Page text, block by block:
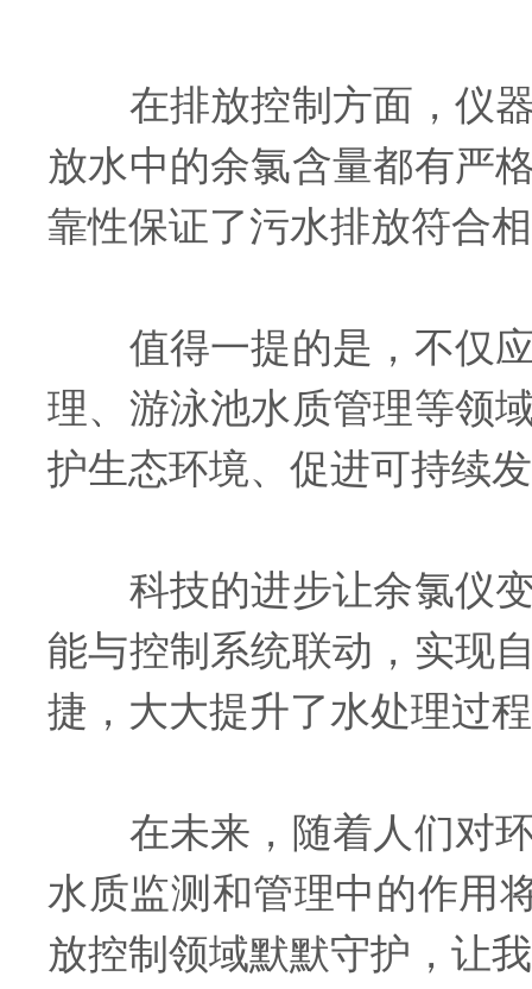
在排放控制方面，仪器
放水中的余氯含量都有严
靠性保证了污水排放符合
值得一提的是，不仅应
理、游泳池水质管理等领
护生态环境、促进可持续
科技的进步让余氯仪变
能与控制系统联动，实现
捷，大大提升了水处理过
在未来，随着人们对环
水质监测和管理中的作用
放控制领域默默守护，让